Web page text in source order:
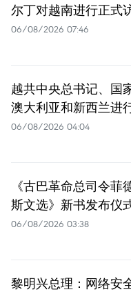
尔丁对越南进行正式
06/08/2026 07:46
越共中央总书记、国
澳大利亚和新西兰进
06/08/2026 04:04
《古巴革命总司令菲
斯文选》新书发布仪
06/08/2026 03:38
黎明兴总理：网络安